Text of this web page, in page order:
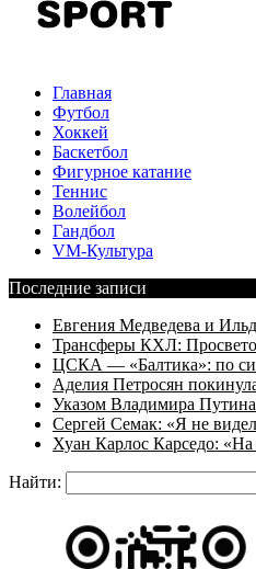
Главная
Футбол
Хоккей
Баскетбол
Фигурное катание
Теннис
Волейбол
Гандбол
VM-Культура
Последние записи
Евгения Медведева и
Трансферы КХЛ:
ЦСКА — «Балтика»: по
Аделия Петросян
Указом Владимира
Сергей Семак: «Я не
Хуан Карлос Карседо:
Найти: